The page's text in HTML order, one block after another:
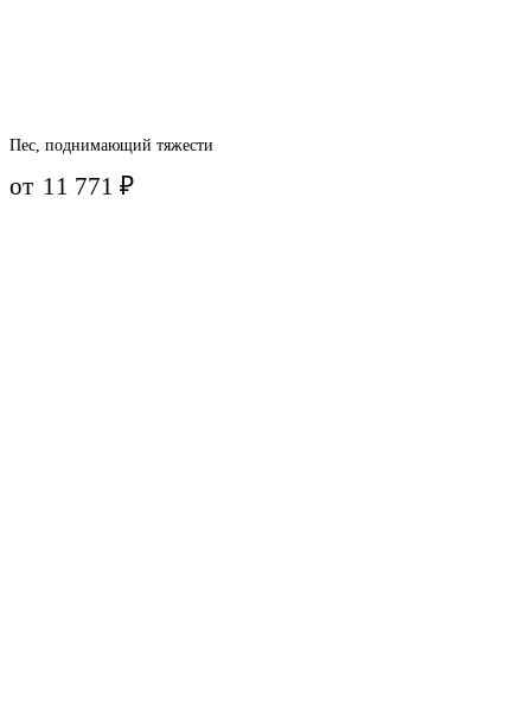
Пес, поднимающий тяжести
от 11 771₽